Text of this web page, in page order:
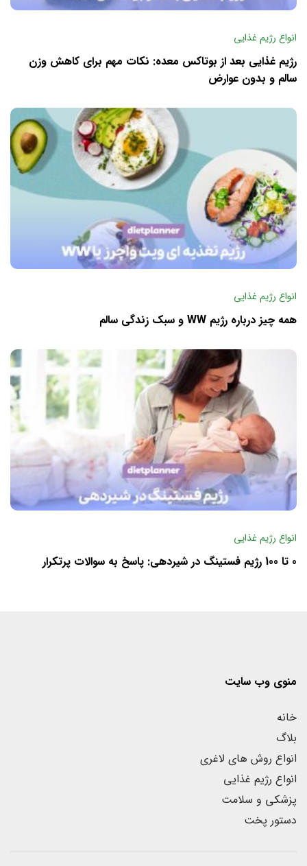
انواع رژیم غذایی
رژیم غذایی بعد از بوتاکس معده: نکات مهم برای کاهش وزن
سالم و بدون عوارض
انواع رژیم غذایی
همه چیز درباره رژیم WW و سبک زندگی سالم
انواع رژیم غذایی
0 تا 100 رژیم فستینگ در شیردهی: پاسخ به سوالات پرتکرار
منوی وب سایت
خانه
بلاگ
انواع روش های لاغری
انواع رژیم غذایی
پزشکی و سلامت
دستور پخت